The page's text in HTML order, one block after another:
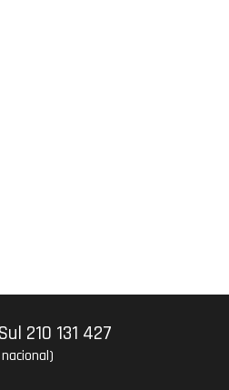
Sul 210 131 427